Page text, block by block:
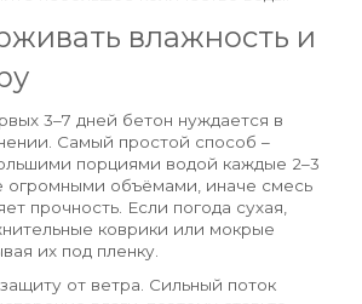
влажность и
3–7 дней бетон нуждается в
Самый простой способ –
порциями водой каждые 2–3
огромными объёмами, иначе смесь
прочность. Если погода сухая,
коврики или мокрые
их под пленку.
от ветра. Сильный поток